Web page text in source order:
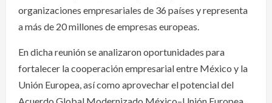
organizaciones empresariales de 36 países y representa
a más de 20 millones de empresas europeas.
En dicha reunión se analizaron oportunidades para
fortalecer la cooperación empresarial entre México y la
Unión Europea, así como aprovechar el potencial del
Acuerdo Global Modernizado México–Unión Europea.